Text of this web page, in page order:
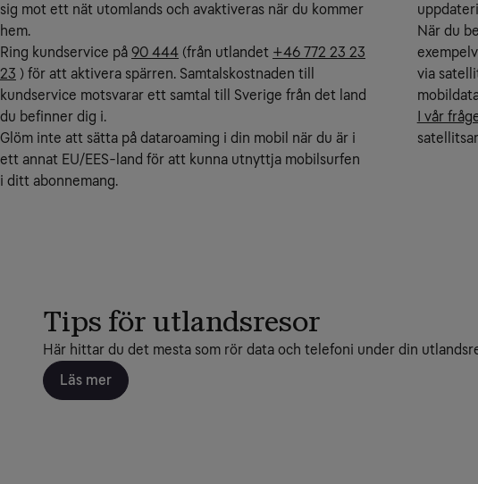
sig mot ett nät utomlands och avaktiveras när du kommer
hem.
Ring kundservice på 90 444 (från utlandet +46 772 23 23
23 ) för att aktivera spärren. Samtalskostnaden till
kundservice motsvarar ett samtal till Sverige från det land
du befinner dig i.
Glöm inte att sätta på dataroaming i din mobil när du är i
ett annat EU/EES-land för att kunna utnyttja mobilsurfen
i ditt abonnemang.
När du
via
I vår
Tips för utlandsresor
Här hittar du det mesta som rör data och telefoni under din
Läs mer